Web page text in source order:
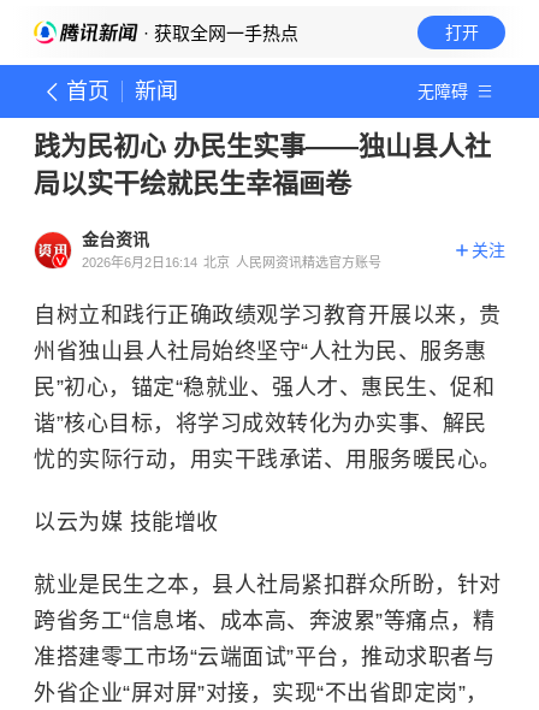
· 获取全网一手热点 打开
首页 新闻 无障碍
践为民初心 办民生实事——独山县人社
局以实干绘就民生幸福画卷
金台资讯
2026年6月2日16:14 北京 人民网资讯精选官方账号
关注
自树立和践行正确政绩观学习教育开展以来，贵
州省独山县人社局始终坚守“人社为民、服务惠
民”初心，锚定“稳就业、强人才、惠民生、促和
谐”核心目标，将学习成效转化为办实事、解民
忧的实际行动，用实干践承诺、用服务暖民心。
以云为媒 技能增收
就业是民生之本，县人社局紧扣群众所盼，针对
跨省务工“信息堵、成本高、奔波累”等痛点，精
准搭建零工市场“云端面试”平台，推动求职者与
外省企业“屏对屏”对接，实现“不出省即定岗”，